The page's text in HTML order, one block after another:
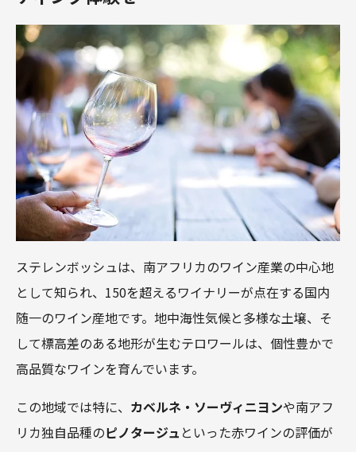
ステレンボッシュは、南アフリカのワイン産業の中心地
として知られ、150を超えるワイナリーが点在する国内
随一のワイン産地です。地中海性気候と多様な土壌、そ
して標高差のある地形が生むテロワールは、個性豊かで
高品質なワインを育んでいます。
この地域では特に、 カベルネ・ソーヴィニヨンや南アフ
リカ独自品種のピノタージュ といった赤ワインの評価が